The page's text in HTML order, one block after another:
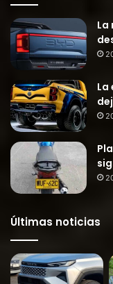
La
La
Últimas noticias